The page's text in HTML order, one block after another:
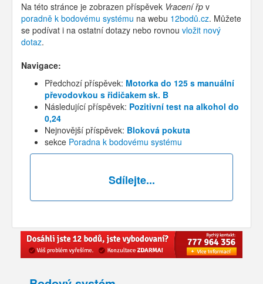
Na této stránce je zobrazen příspěvek Vracení řp v
poradně k bodovému systému na webu 12bodů.cz. Můžete
se podívat i na ostatní dotazy nebo rovnou vložit nový
dotaz.
Navigace:
Předchozí příspěvek: Motorka do 125 s manuální
převodovkou s řidičakem sk. B
Následující příspěvek: Pozitivní test na alkohol do
0,24
Nejnovější příspěvek: Bloková pokuta
sekce Poradna k bodovému systému
Sdílejte...